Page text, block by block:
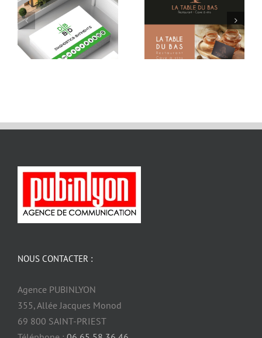
NOUS CONTACTER :
Agence PUBINLYON
355, Allée Jacques Monod
69 800 SAINT-PRIEST